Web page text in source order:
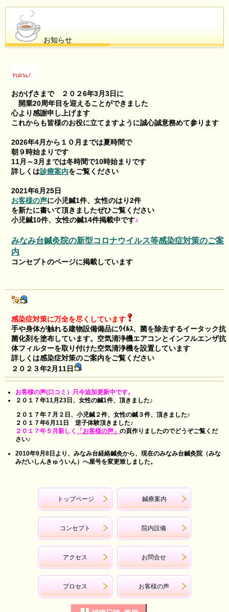
お知らせ
おかげさまで ２０２6年3月3日に
開業20周年目を迎えることができました
心より感謝申し上げます
これからも皆様のお役に立てますように誠心誠意務めて参ります
2026年4月から１０月までは夏時間で
朝９時始まりです
11月～3月までは冬時間で10時始まりです
詳しくは診療案内をご覧ください
2021年6月25日
お客様の声に小児鍼1件、女性のはり2件
を新たに書いて頂きましたぜひご覧ください
小児鍼10件、女性の鍼14件掲載中です♪
みなみ台鍼灸院の新型コロナウイルス等感染症対策のご案
内
コンセプトのページに掲載しています
感染症対策に万全を尽くしています
手や身体が触れる建物設備備品にｳｲﾙｽ、菌を除去するイータック抗
菌化剤を塗布しています。空気清浄機エアコンとインフルエンザ抗
体フィルターを取り付けた空気清浄機を設置しています
詳しくは感染症対策のご案内をご覧ください
２０２３年2月11日
お客様の声(口コミ）只今追加更新中です。
２０１７年11月23日、女性の鍼1件、頂きました♪
２０１７年７月２日、小児鍼２件、女性の鍼３件、頂きました♪
２０１７年6月11日 逆子体験頂きました♪
２０１７年５月新しく
「お客様の声」 の頁作りましたのでどうぞご覧くだ
さい♪
2010年9月8日より、みなみ台経絡鍼灸から、現在のみなみ台鍼灸院（みな
みだいしんきゅういん）へ屋号を変更致しました。
トップページ 鍼療案内
コンセプト 院内設備
アクセス お問合せ
プロセス お客様の声